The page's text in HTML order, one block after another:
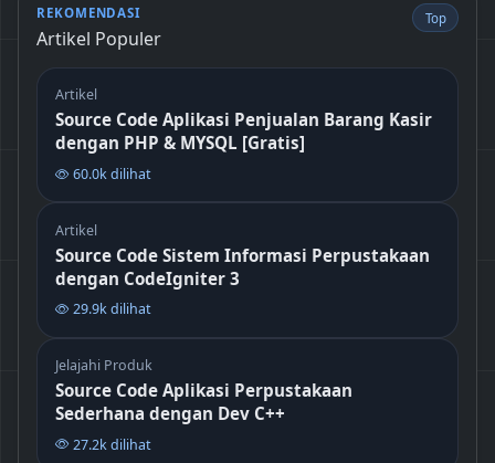
REKOMENDASI
Artikel Populer
Top
Artikel
Source Code Aplikasi Penjualan Barang Kasir
dengan PHP & MYSQL [Gratis]
60.0k dilihat
Artikel
Source Code Sistem Informasi Perpustakaan
dengan CodeIgniter 3
29.9k dilihat
Jelajahi Produk
Source Code Aplikasi Perpustakaan
Sederhana dengan Dev C++
27.2k dilihat